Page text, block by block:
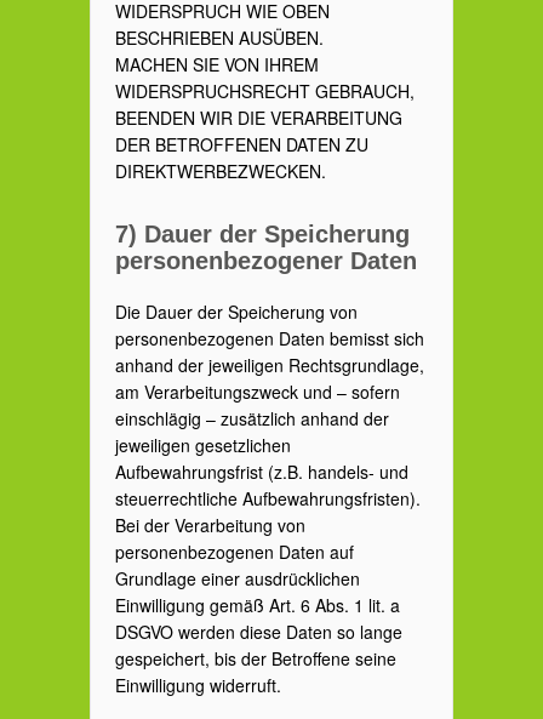
WIDERSPRUCH WIE OBEN
BESCHRIEBEN AUSÜBEN.
MACHEN SIE VON IHREM
WIDERSPRUCHSRECHT GEBRAUCH,
BEENDEN WIR DIE VERARBEITUNG
DER BETROFFENEN DATEN ZU
DIREKTWERBEZWECKEN.
7) Dauer der Speicherung
personenbezogener Daten
Die Dauer der Speicherung von
personenbezogenen Daten bemisst sich
anhand der jeweiligen Rechtsgrundlage,
am Verarbeitungszweck und – sofern
einschlägig – zusätzlich anhand der
jeweiligen gesetzlichen
Aufbewahrungsfrist (z.B. handels- und
steuerrechtliche Aufbewahrungsfristen).
Bei der Verarbeitung von
personenbezogenen Daten auf
Grundlage einer ausdrücklichen
Einwilligung gemäß Art. 6 Abs. 1 lit. a
DSGVO werden diese Daten so lange
gespeichert, bis der Betroffene seine
Einwilligung widerruft.